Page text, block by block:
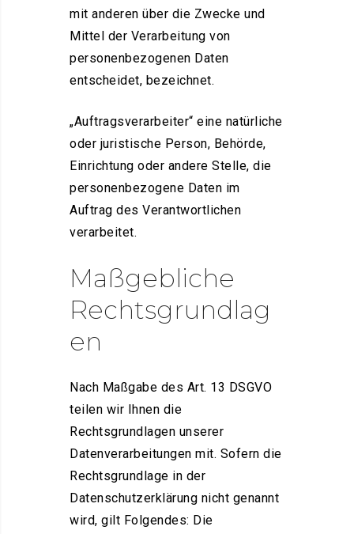
mit anderen über die Zwecke und
Mittel der Verarbeitung von
personenbezogenen Daten
entscheidet, bezeichnet.
„Auftragsverarbeiter“ eine natürliche
oder juristische Person, Behörde,
Einrichtung oder andere Stelle, die
personenbezogene Daten im
Auftrag des Verantwortlichen
verarbeitet.
Maßgebliche
Rechtsgrundlag
en
Nach Maßgabe des Art. 13 DSGVO
teilen wir Ihnen die
Rechtsgrundlagen unserer
Datenverarbeitungen mit. Sofern die
Rechtsgrundlage in der
Datenschutzerklärung nicht genannt
wird, gilt Folgendes: Die